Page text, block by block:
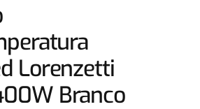
Lorenzetti
Branco